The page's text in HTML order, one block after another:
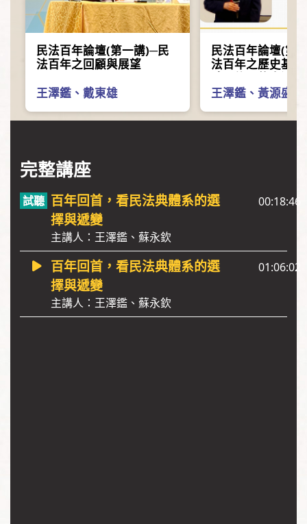
民法百年論壇(第一講)─民
法百年之回顧與展望
王澤鑑 、 戴東雄
民法百年論壇(第
法百年之歷史基
以大理院判例中
王澤鑑 、 黃源盛
完整講座
百年回首，看民法典體系的選
擇與遞變
主講人：王澤鑑、蘇永欽
00:18:46
百年回首，看民法典體系的選
擇與遞變
主講人：王澤鑑、蘇永欽
01:06:02